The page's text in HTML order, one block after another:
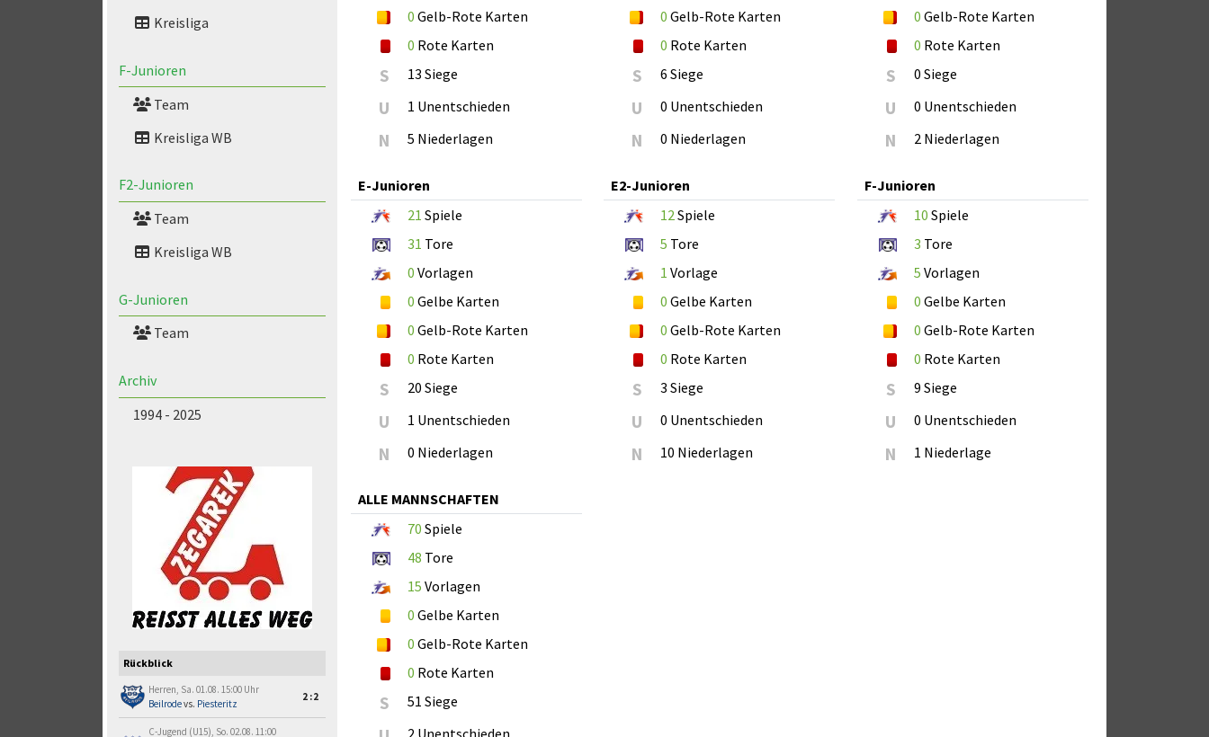
Kreisliga
F-Junioren
Team
Kreisliga WB
F2-Junioren
Team
Kreisliga WB
G-Junioren
Team
Archiv
1994 - 2025
Rückblick
Herren, Sa. 01.08. 15:00 Uhr
Beilrodevs. Piesteritz
2:2
C-Jugend (U15), So. 02.08. 11:00
0 Gelb-Rote Karten
0 Rote Karten
S 13 Siege
U 1 Unentschieden
N 5 Niederlagen
0 Gelb-Rote Karten
0 Rote Karten
S 6 Siege
U 0 Unentschieden
N 0 Niederlagen
0 Gelb-Rote Karten
0 Rote Karten
S 0 Siege
U 0 Unentschieden
N 2 Niederlagen
E-Junioren
21 Spiele
31 Tore
0 Vorlagen
0 Gelbe Karten
0 Gelb-Rote Karten
0 Rote Karten
S 20 Siege
U 1 Unentschieden
N 0 Niederlagen
E2-Junioren
12 Spiele
5 Tore
1 Vorlage
0 Gelbe Karten
0 Gelb-Rote Karten
0 Rote Karten
S 3 Siege
U 0 Unentschieden
N 10 Niederlagen
F-Junioren
10 Spiele
3 Tore
5 Vorlagen
0 Gelbe Karten
0 Gelb-Rote Karten
0 Rote Karten
S 9 Siege
U 0 Unentschieden
N 1 Niederlage
ALLE MANNSCHAFTEN
70 Spiele
48 Tore
15 Vorlagen
0 Gelbe Karten
0 Gelb-Rote Karten
0 Rote Karten
S 51 Siege
2 Unentschieden